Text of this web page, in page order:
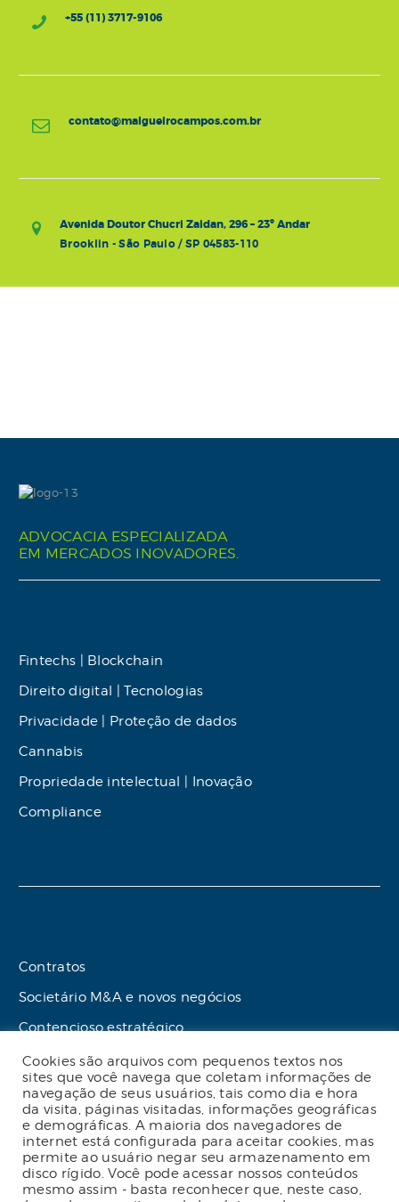
+55 (11) 3717-9106
contato@malgueirocampos.com.br
Avenida Doutor Chucri Zaidan, 296 – 23º Andar
Brooklin - São Paulo / SP 04583-110
ADVOCACIA ESPECIALIZADA
EM MERCADOS INOVADORES.
Fintechs | Blockchain
Direito digital | Tecnologias
Privacidade | Proteção de dados
Cannabis
Propriedade intelectual | Inovação
Compliance
Contratos
Societário M&A e novos negócios
Contencioso estratégico
Tributário
Advogado online
Planos de assessoria mensal
Cookies são arquivos com pequenos textos nos
sites que você navega que coletam informações de
navegação de seus usuários, tais como dia e hora
da visita, páginas visitadas, informações geográficas
e demográficas. A maioria dos navegadores de
internet está configurada para aceitar cookies, mas
permite ao usuário negar seu armazenamento em
disco rígido. Você pode acessar nossos conteúdos
mesmo assim - basta reconhecer que, neste caso,